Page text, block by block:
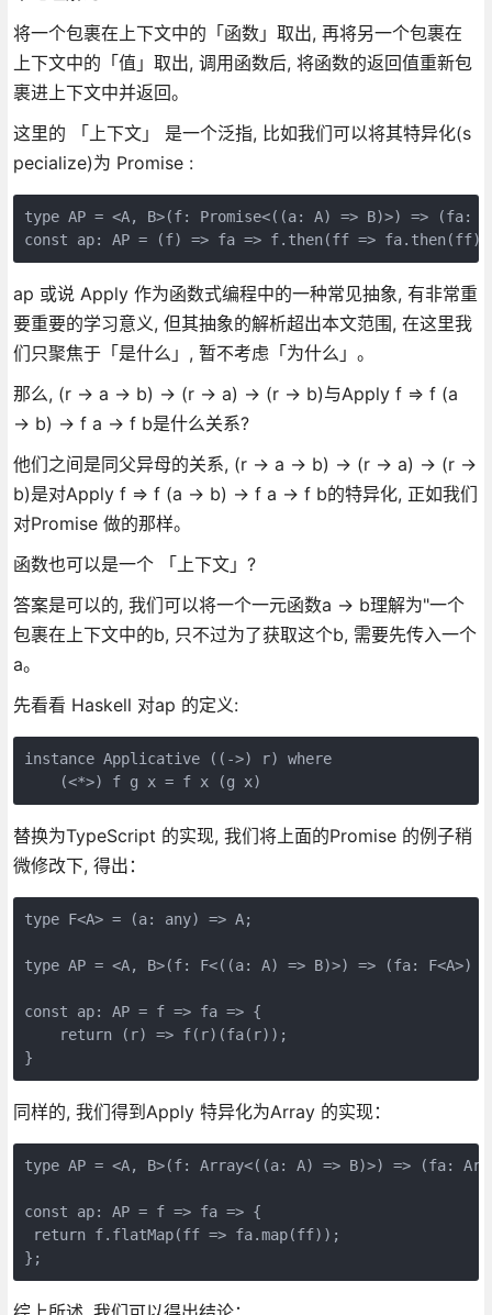
将一个包裹在上下文中的「函数」取出, 再将另一个包裹在
上下文中的「值」取出, 调用函数后, 将函数的返回值重新包
裹进上下文中并返回。
这里的 「上下文」 是一个泛指, 比如我们可以将其特异化(s
pecialize)为 Promise :
type AP = <A, B>(f: Promise<((a: A) => B)>) => (fa:
const ap: AP = (f) => fa => f.then(ff =>
ap 或说 Apply 作为函数式编程中的一种常见抽象, 有非常重
要重要的学习意义, 但其抽象的解析超出本文范围, 在这里我
们只聚焦于「是什么」, 暂不考虑「为什么」。
那么, (r → a → b) → (r → a) → (r → b)与Apply f => f (a
→ b) → f a → f b是什么关系?
他们之间是同父异母的关系, (r → a → b) → (r → a) → (r →
b)是对Apply f => f (a → b) → f a → f b的特异化, 正如我们
对Promise 做的那样。
函数也可以是一个 「上下文」?
答案是可以的, 我们可以将一个一元函数a -> b理解为"一个
包裹在上下文中的b, 只不过为了获取这个b, 需要先传入一个
a。
先看看 Haskell 对ap 的定义:
instance Applicative ((->) r) where
    (<*>) f g x = f x (g x)
替换为TypeScript 的实现, 我们将上面的Promise 的例子稍
微修改下, 得出：
type F<A> = (a: any) => A;
type AP = <A, B>(f: F<((a: A) => B)>) => (fa: F<A>)
const ap: AP = f => fa => {
    return (r) => f(r)(fa(r));
}
同样的, 我们得到Apply 特异化为Array 的实现：
type AP = <A, B>(f: Array<((a: A) => B)>) => (fa:
const ap: AP = f => fa => {
return f.flatMap(ff => fa.map(ff));
};